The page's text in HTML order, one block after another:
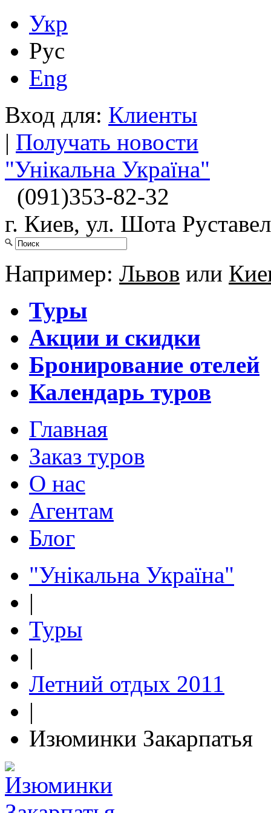
Укр
Рус
Eng
Вход для: Клиенты
| Получать новости
"Унікальна Україна"
(091)353-82-32
г. Киев, ул. Шота
Например: Львов или
Туры
Акции и скидки
Бронирование отелей
Календарь туров
Главная
Заказ туров
О нас
Агентам
Блог
"Унікальна Україна"
|
Туры
|
Летний отдых 2011
|
Изюминки Закарпатья